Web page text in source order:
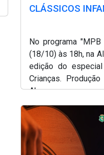
CLÁSSICOS
No programa
(18/10) às 18h, na
edição do
Crianças.
Abreu